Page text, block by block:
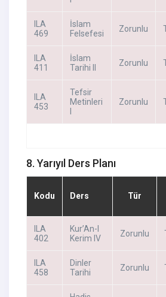
ILA
469
İslam
Felsefesi
Zorunlu
ILA
411
İslam
Tarihi II
Zorunlu
ILA
453
Tefsir
Metinleri
Zorunlu
8. Yarıyıl Ders Planı
Kodu Ders Tür
ILA
402
Kur’An-I
Kerim IV
Zorunlu
ILA
458
Dinler
Tarihi
Zorunlu